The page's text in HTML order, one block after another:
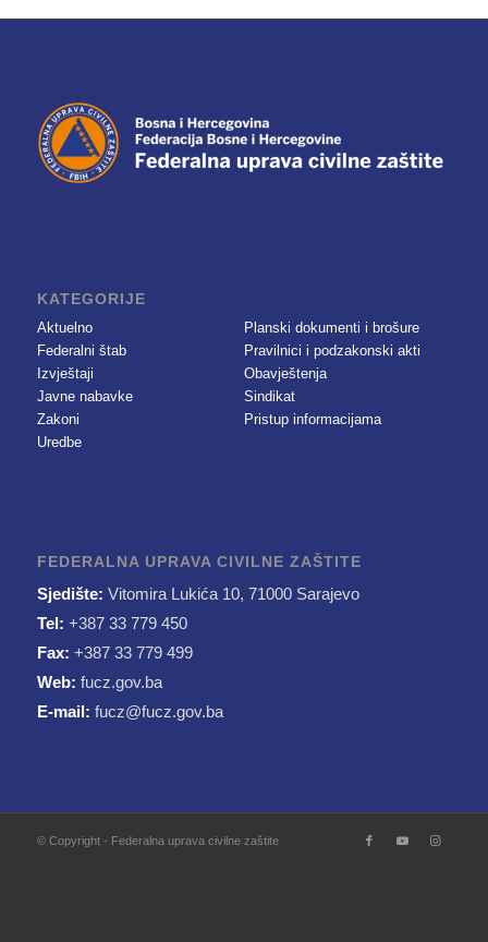
KATEGORIJE
Aktuelno
Federalni štab
Izvještaji
Javne nabavke
Zakoni
Uredbe
Planski dokumenti i brošure
Pravilnici i podzakonski akti
Obavještenja
Sindikat
Pristup informacijama
FEDERALNA UPRAVA CIVILNE ZAŠTITE
Sjedište: Vitomira Lukića 10, 71000 Sarajevo
Tel: +387 33 779 450
Fax: +387 33 779 499
Web: fucz.gov.ba
E-mail: fucz@fucz.gov.ba
© Copyright - Federalna uprava civilne zaštite